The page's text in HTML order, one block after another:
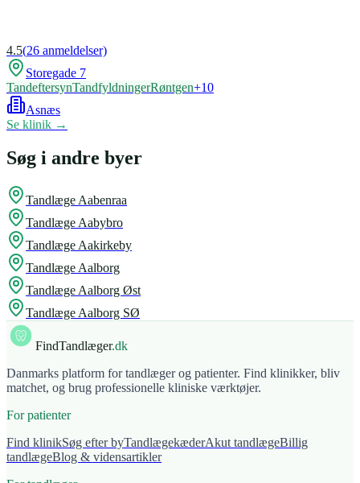
4.5(26 anmeldelser)
Storegade 7
TandeftersynTandfyldningerRøntgen+10
Asnæs
Se klinik →
Søg i andre byer
Tandlæge Aabenraa
Tandlæge Aabybro
Tandlæge Aakirkeby
Tandlæge Aalborg
Tandlæge Aalborg Øst
Tandlæge Aalborg SØ
FindTandlæger.dk
Danmarks platform for tandlæger og patienter. Find klinikker, bliv
matchet, og brug professionelle kliniske værktøjer.
For patienter
Find klinikSøg efter byTandlægekæderAkut tandlægeBillig
tandlægeBlog & vidensartikler